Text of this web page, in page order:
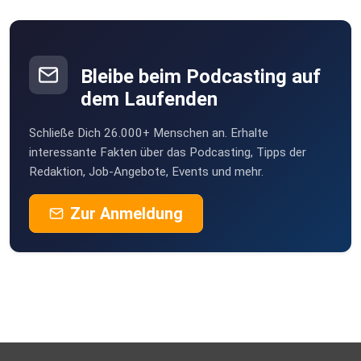
E-Mail: hello@extrarunde.com
Website: extrarunde.com
Biathlon-Tippspiel Nummer 1: https://biathlon.fun/
Jena
Speedmaus
Münster
uaeyejih
Essen
scharfgrammv-pIyn
Bleibe beim Podcasting auf
dem Laufenden
Schließe Dich 26.000+ Menschen an. Erhalte
interessante Fakten über das Podcasting, Tipps der
Redaktion, Job-Angebote, Events und mehr.
Zur Anmeldung